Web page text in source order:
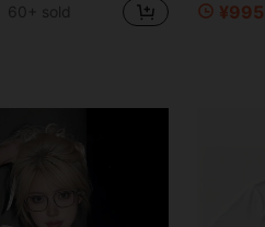
60+ sold ¥995